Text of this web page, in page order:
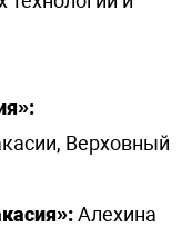
Верховный
Алехина